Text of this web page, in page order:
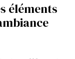
éléments